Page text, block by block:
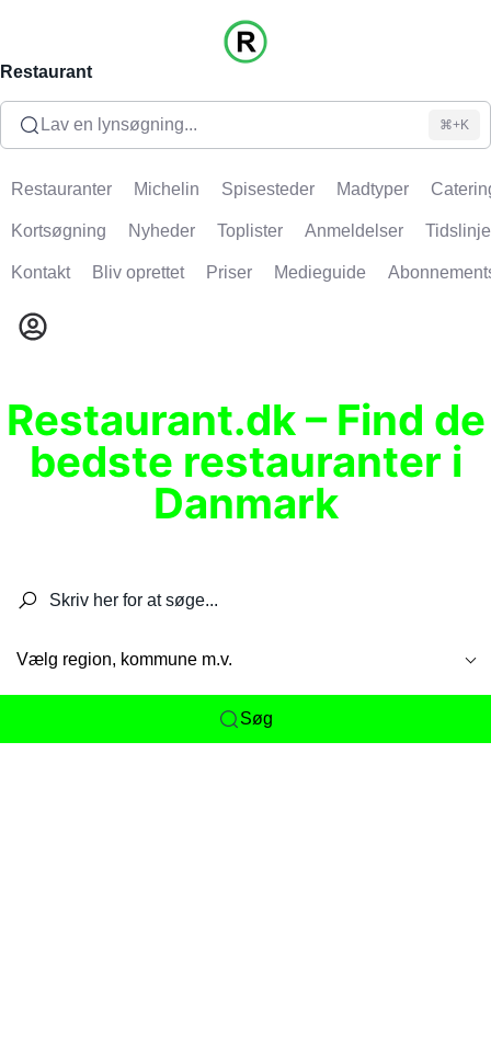
Restaurant
Lav en lynsøgning... ⌘+K
Restauranter Michelin Spisesteder Madtyper
Kortsøgning Nyheder Toplister Anmeldelser Tidslinje
Kontakt Bliv oprettet Priser Medieguide
Restaurant.dk – Find de
bedste restauranter i
Danmark
Vælg region, kommune m.v.
Søg